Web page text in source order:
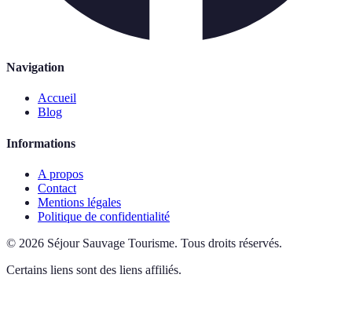
Navigation
Accueil
Blog
Informations
A propos
Contact
Mentions légales
Politique de confidentialité
© 2026 Séjour Sauvage Tourisme. Tous droits réservés.
Certains liens sont des liens affiliés.